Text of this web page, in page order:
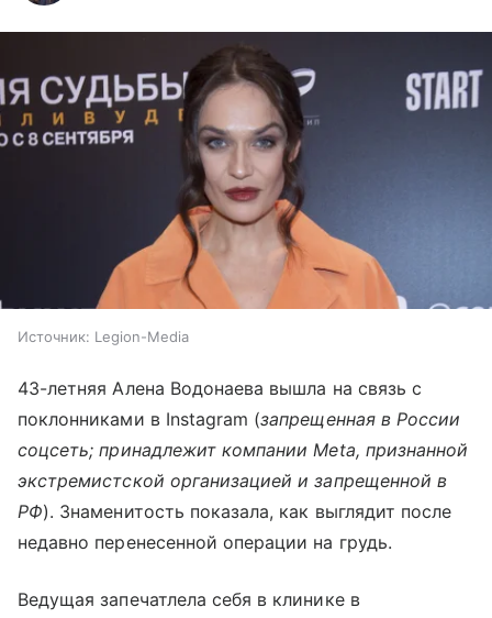
Источник: Legion-Media
43-летняя Алена Водонаева вышла на связь с
поклонниками в Instagram (запрещенная в России
соцсеть; принадлежит компании Meta, признанной
экстремистской организацией и запрещенной в
РФ). Знаменитость показала, как выглядит после
недавно перенесенной операции на грудь.
Ведущая запечатлела себя в клинике в